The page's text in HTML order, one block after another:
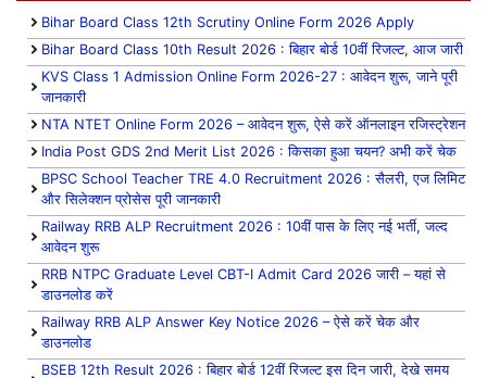
Bihar Board Class 12th Scrutiny Online Form 2026 Apply
Bihar Board Class 10th Result 2026 : बिहार बोर्ड 10वीं रिजल्ट, आज जारी
KVS Class 1 Admission Online Form 2026-27 : आवेदन शुरू, जाने पूरी
जानकारी
NTA NTET Online Form 2026 – आवेदन शुरू, ऐसे करें ऑनलाइन रजिस्ट्रेशन
India Post GDS 2nd Merit List 2026 : किसका हुआ चयन? अभी करें चेक
BPSC School Teacher TRE 4.0 Recruitment 2026 : सैलरी, एज लिमिट
और सिलेक्शन प्रोसेस पूरी जानकारी
Railway RRB ALP Recruitment 2026 : 10वीं पास के लिए नई भर्ती, जल्द
आवेदन शुरू
RRB NTPC Graduate Level CBT-I Admit Card 2026 जारी – यहां से
डाउनलोड करें
Railway RRB ALP Answer Key Notice 2026 – ऐसे करें चेक और
डाउनलोड
BSEB 12th Result 2026 : बिहार बोर्ड 12वीं रिजल्ट इस दिन जारी, देखे समय